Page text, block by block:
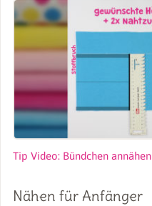
Tip Video: Bündchen annähen
Nähen für Anfänger